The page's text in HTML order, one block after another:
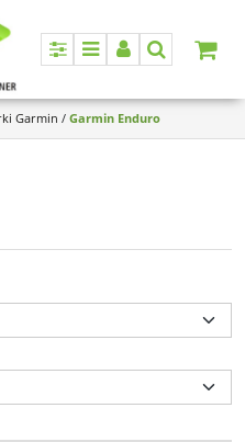
PanelMenuPanelSzukaj
Garmin / Garmin Enduro